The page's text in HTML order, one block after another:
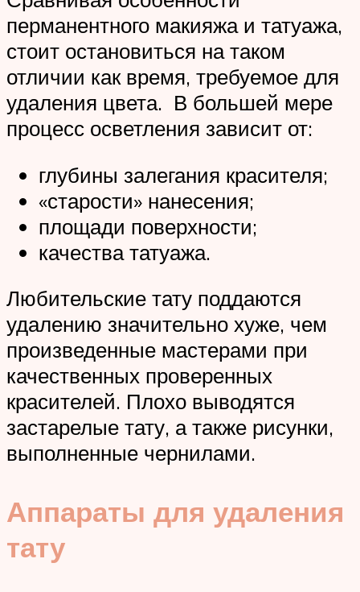
перманентного макияжа и татуажа,
стоит остановиться на таком
отличии как время, требуемое для
удаления цвета. В большей мере
процесс осветления зависит от:
глубины залегания красителя;
«старости» нанесения;
площади поверхности;
качества татуажа.
Любительские тату поддаются
удалению значительно хуже, чем
произведенные мастерами при
качественных проверенных
красителей. Плохо выводятся
застарелые тату, а также рисунки,
выполненные чернилами.
Аппараты для удаления
тату